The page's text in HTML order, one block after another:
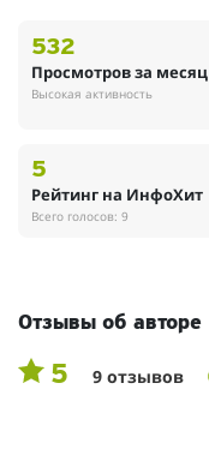
532
Просмотров за месяц
Высокая активность
5
Рейтинг на ИнфоХит
Всего голосов: 9
Отзывы об авторе
5 9 отзывов